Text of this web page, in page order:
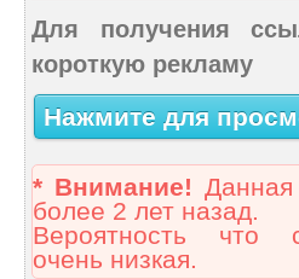
Для получения
короткую рекламу
Нажмите для
* Внимание! Данная
более 2 лет назад.
Вероятность что
очень низкая.